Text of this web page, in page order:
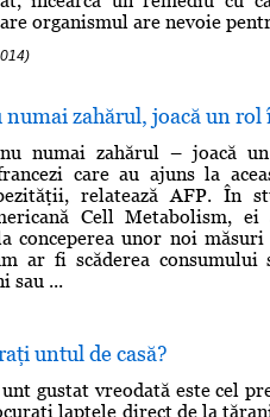
organismul are nevoie
numai zahărul, joacă un rol
numai zahărul – joacă
care au ajuns la
relatează AFP. În
Cell Metabolism, ei
conceperea unor noi
ar fi scăderea
sau ...
untul de casă?
gustat vreodată este cel
laptele direct de la